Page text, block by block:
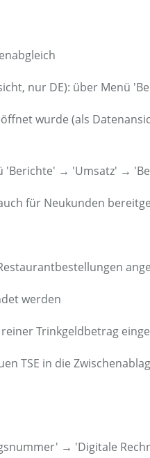
nur DE): über Menü
wurde (als
'Berichte' → 'Umsatz' →
für Neukunden
werden
Trinkgeldbetrag
TSE in die
→ 'Digitale